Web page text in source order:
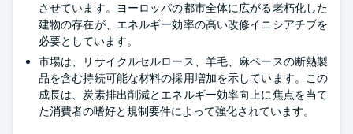
させています。ヨーロッパの都市全体に広がる老朽化した
建物の存在が、エネルギー効率の高い改修イニシアチブを
必要としています。
市場は、リサイクルセルロース、羊毛、麻ベースの断熱製
品を含む持続可能な材料の採用増加を示しています。この
成長は、炭素排出削減とエネルギー効率向上に焦点を当て
た消費者の嗜好と規制要件によって強化されています。